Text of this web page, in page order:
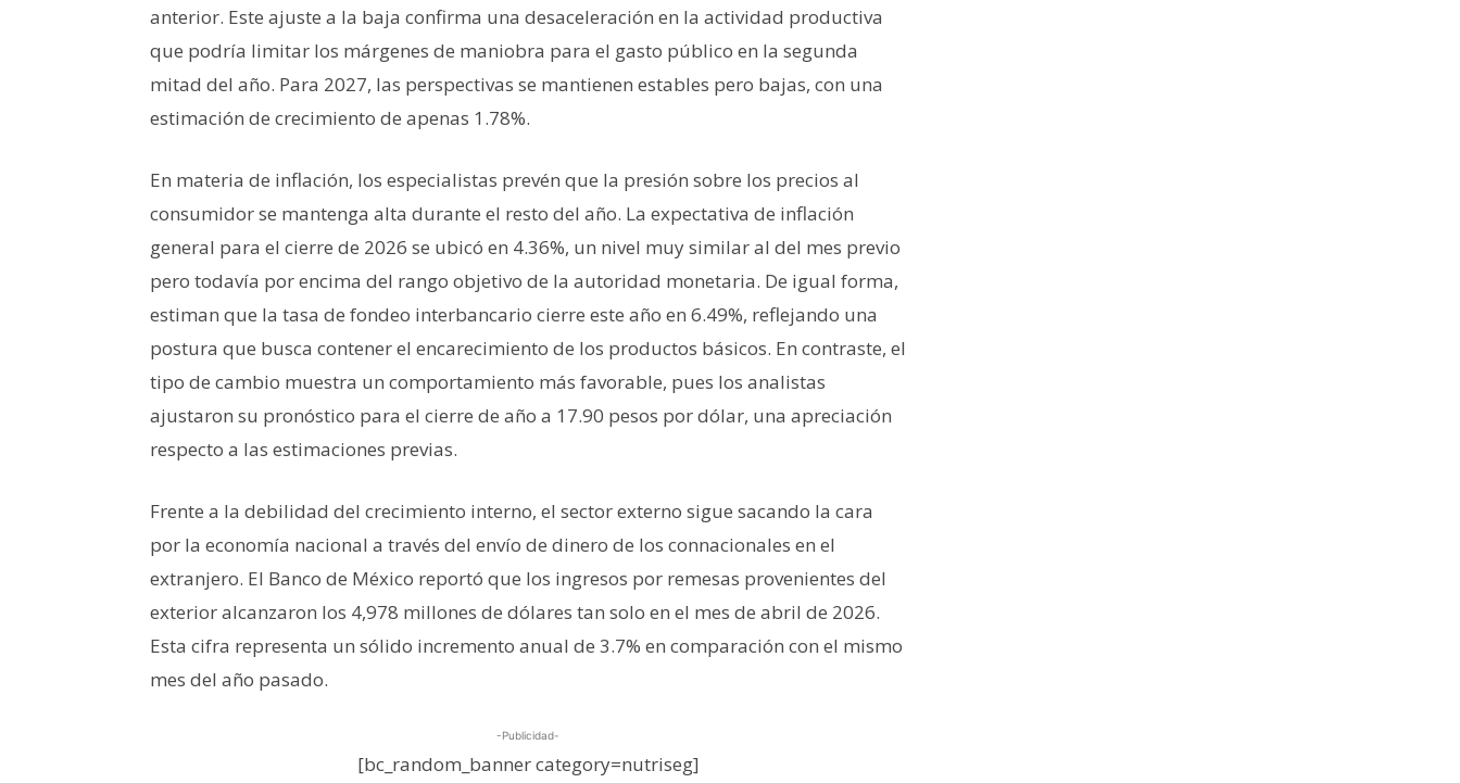
anterior. Este ajuste a la baja confirma una desaceleración en la actividad productiva
que podría limitar los márgenes de maniobra para el gasto público en la segunda
mitad del año. Para 2027, las perspectivas se mantienen estables pero bajas, con una
estimación de crecimiento de apenas 1.78%.
En materia de inflación, los especialistas prevén que la presión sobre los precios al
consumidor se mantenga alta durante el resto del año. La expectativa de inflación
general para el cierre de 2026 se ubicó en 4.36%, un nivel muy similar al del mes previo
pero todavía por encima del rango objetivo de la autoridad monetaria. De igual forma,
estiman que la tasa de fondeo interbancario cierre este año en 6.49%, reflejando una
postura que busca contener el encarecimiento de los productos básicos. En contraste, el
tipo de cambio muestra un comportamiento más favorable, pues los analistas
ajustaron su pronóstico para el cierre de año a 17.90 pesos por dólar, una apreciación
respecto a las estimaciones previas.
Frente a la debilidad del crecimiento interno, el sector externo sigue sacando la cara
por la economía nacional a través del envío de dinero de los connacionales en el
extranjero. El Banco de México reportó que los ingresos por remesas provenientes del
exterior alcanzaron los 4,978 millones de dólares tan solo en el mes de abril de 2026.
Esta cifra representa un sólido incremento anual de 3.7% en comparación con el mismo
mes del año pasado.
-Publicidad-
[bc_random_banner category=nutriseg]